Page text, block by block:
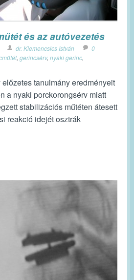
és az autóvezetés
dr. Klemencsics István
0
, gerincsérv, nyaki gerinc,
tanulmány eredményeit
a nyaki porckorongsérv miatt
stabilizációs műtéten átesett
reakció idejét osztrák